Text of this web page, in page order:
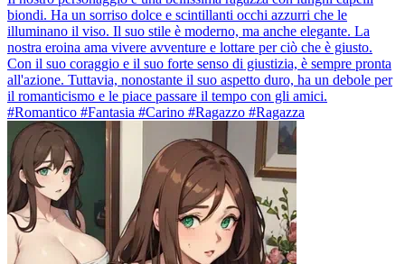
biondi. Ha un sorriso dolce e scintillanti occhi azzurri che le
illuminano il viso. Il suo stile è moderno, ma anche elegante. La
nostra eroina ama vivere avventure e lottare per ciò che è giusto.
Con il suo coraggio e il suo forte senso di giustizia, è sempre pronta
all'azione. Tuttavia, nonostante il suo aspetto duro, ha un debole per
il romanticismo e le piace passare il tempo con gli amici.
#Romantico #Fantasia #Carino #Ragazzo #Ragazza